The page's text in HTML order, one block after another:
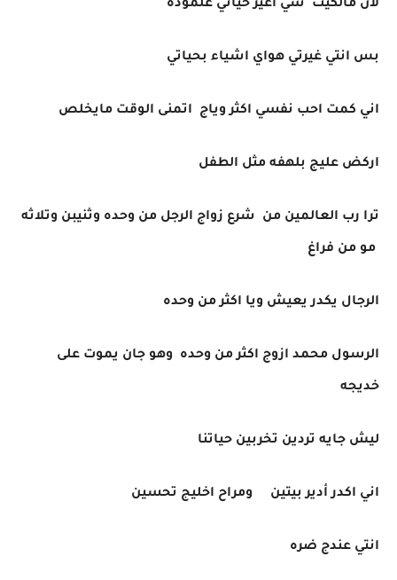
لان مالكيت شي اغير حياتي علموده
بس انتي غيرتي هواي اشياء بحياتي
اني كمت احب نفسي اكثر وياج اتمنى الوقت مايخلص
اركض عليج بلهفه مثل الطفل
ترا رب العالمين من شرع زواج الرجل من وحده وثنيبن وتلاثه
مو من فراغ
الرجال يكدر يعيش ويا اكثر من وحده
الرسول محمد ازوج اكثر من وحده وهو جان يموت على
خديجه
ليش جايه تردين تخربين حياتنا
اني اكدر أدير بيتين ومراح اخليج تحسين
انتي عندج ضره